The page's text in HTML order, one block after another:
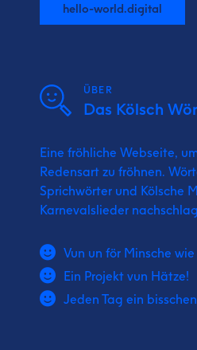
hello-world.digital
ÜBER
Das Kölsch
Eine fröhliche Webseite,
Redensart zu fröhnen.
Sprichwörter und Kölsche
Karnevalslieder
Vun un för Minsche
Ein Projekt vun Hätze!
Jeden Tag ein